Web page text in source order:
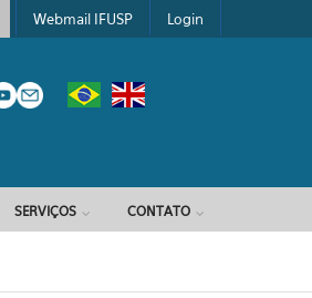
Webmail IFUSP Login
SERVIÇOS CONTATO